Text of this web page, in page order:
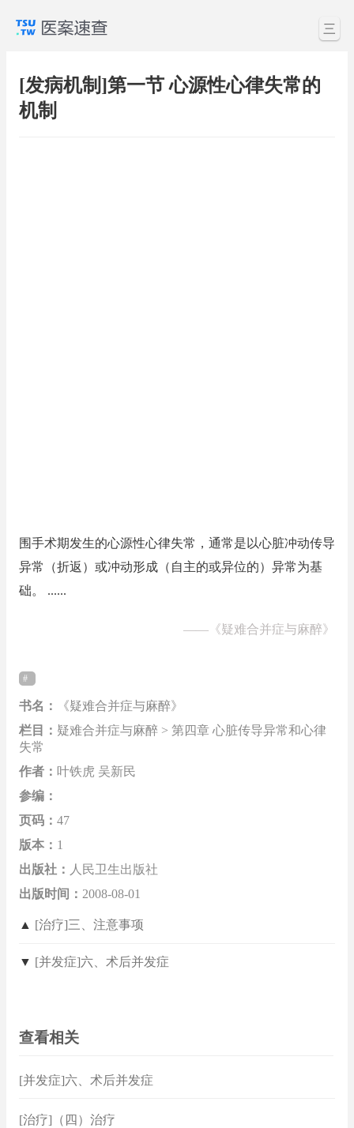
三
[发病机制]第一节 心源性心律失常的
机制
围手术期发生的心源性心律失常，通常是以心脏冲动传导
异常（折返）或冲动形成（自主的或异位的）异常为基
础。 ......
—— 《疑难合并症与麻醉》
书名：
《疑难合并症与麻醉》
栏目： 疑难合并症与麻醉 > 第四章 心脏传导异常和心律
失常
作者： 叶铁虎 吴新民
参编：
页码： 47
版本： 1
出版社： 人民卫生出版社
出版时间： 2008-08-01
▲ [治疗]三、注意事项
▼ [并发症]六、术后并发症
查看相关
[并发症]六、术后并发症
[治疗]（四）治疗